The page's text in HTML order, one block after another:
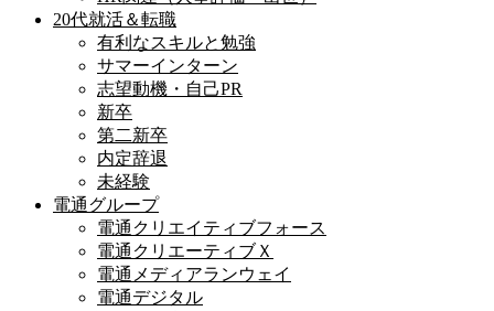
20代就活＆転職
有利なスキルと勉強
サマーインターン
志望動機・自己PR
新卒
第二新卒
内定辞退
未経験
電通グループ
電通クリエイティブフォース
電通クリエーティブＸ
電通メディアランウェイ
電通デジタル